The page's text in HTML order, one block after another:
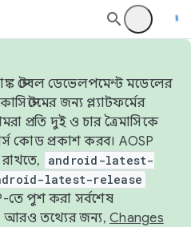
স্টেবল ডেভেলপমেন্ট মডেলের
জন্য প্ল্যাটফর্মের
প্রতি দুই ও চার ত্রৈমাসিকে
কোড প্রকাশ করব। AOSP
android-latest-
latest-release
তে পুশ করা সর্বশেষ
আরও তথ্যের জন্য, Changes